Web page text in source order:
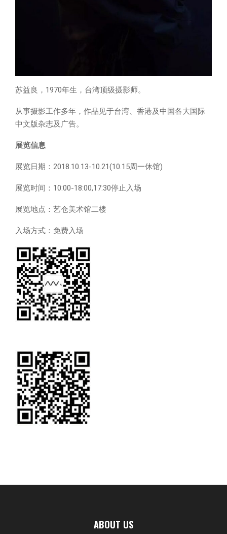
苏益良，1970年生，台湾顶级摄影师。
从事摄影工作多年，作品见于台湾、香港及中国各大国际
中文版杂志及广告。
展览信息
展览日期：2018.10.13-10.21(10.15周一休馆)
展览时间：10:00-18:00,17:30停止入场
展览地点：艺仓美术馆二楼
入场方式：免费入场
ABOUT US